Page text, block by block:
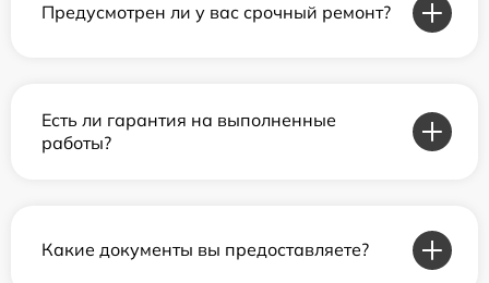
Предусмотрен ли у вас срочный ремонт?
Есть ли гарантия на выполненные
работы?
Какие документы вы предоставляете?